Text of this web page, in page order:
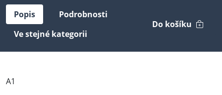
Popis
Podrobnosti
Ve stejné kategorii
Do košíku
A1